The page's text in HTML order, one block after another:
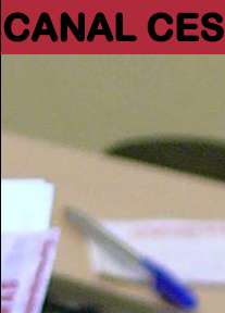
CANAL CES